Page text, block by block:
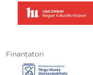
Finanţatori